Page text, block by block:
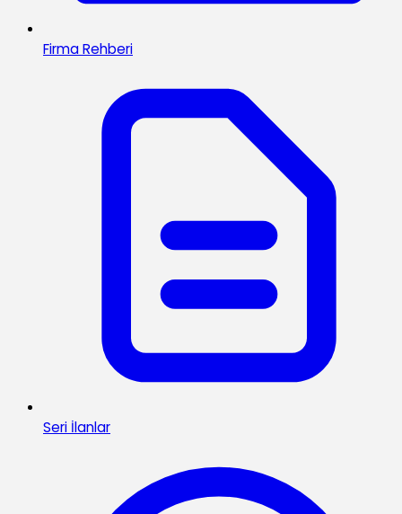
Firma Rehberi
Seri İlanlar